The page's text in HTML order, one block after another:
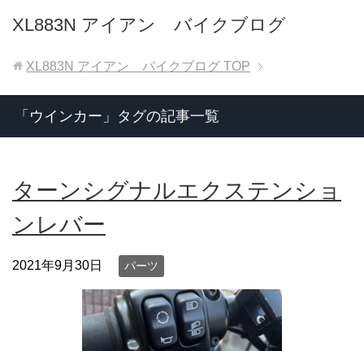
XL883N アイアン バイクブログ
XL883N アイアン バイクブログ TOP
「ウインカー」タグの記事一覧
ターンシグナルエクステンショ
ンレバー
2021年9月30日 パーツ